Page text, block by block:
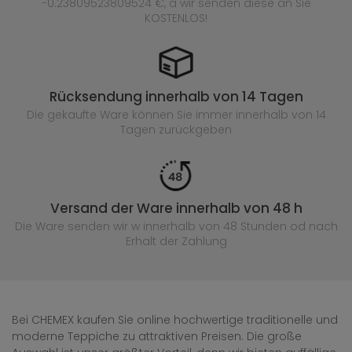
-0.23809523809524 €, a wir senden diese an Sie
KOSTENLOS!
Rücksendung innerhalb von 14 Tagen
Die gekaufte Ware können Sie immer innerhalb von 14
Tagen zurückgeben
Versand der Ware innerhalb von 48 h
Die Ware senden wir w innerhalb von 48 Stunden od nach
Erhalt der Zahlung
Bei CHEMEX kaufen Sie online hochwertige traditionelle und
moderne Teppiche zu attraktiven Preisen. Die große